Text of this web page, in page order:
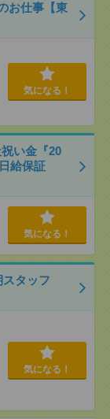
お仕事【東
気になる！
い金『20
給保証
気になる！
スタッフ
気になる！